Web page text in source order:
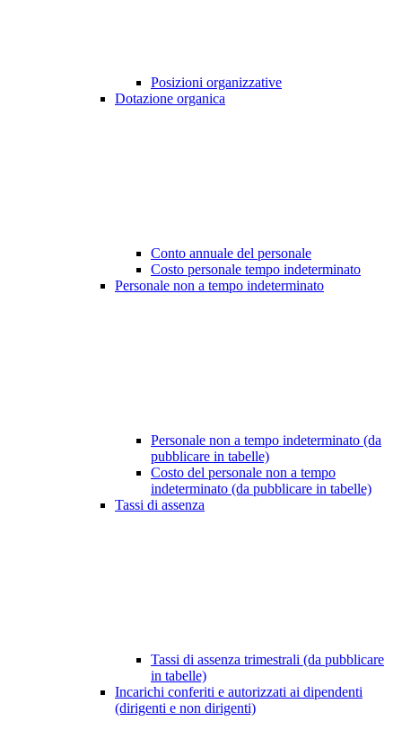
Posizioni organizzative
Dotazione organica
Conto annuale del personale
Costo personale tempo indeterminato
Personale non a tempo indeterminato
Personale non a tempo indeterminato (da
pubblicare in tabelle)
Costo del personale non a tempo
indeterminato (da pubblicare in tabelle)
Tassi di assenza
Tassi di assenza trimestrali (da pubblicare
in tabelle)
Incarichi conferiti e autorizzati ai dipendenti
(dirigenti e non dirigenti)